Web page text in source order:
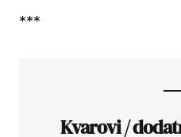
***
Kvarovi /